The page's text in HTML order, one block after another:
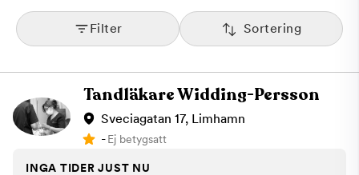
Filter Sortering
Tandläkare Widding-Persson
Sveciagatan 17, Limhamn
-Ej betygsatt
INGA TIDER JUST NU